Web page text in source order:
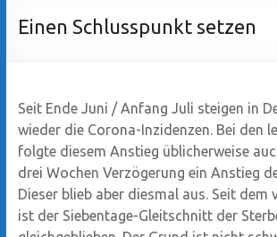
Einen Schlusspunkt setzen
Seit Ende Juni / Anfang Juli steigen in
wieder die Corona-Inzidenzen. Bei den
folgte diesem Anstieg üblicherweise
drei Wochen Verzögerung ein Anstieg
Dieser blieb aber diesmal aus. Seit dem
ist der Siebentage-Gleitschnitt der